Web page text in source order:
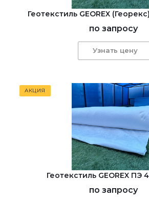
Геотекстиль GEOREX
по запросу
Узнать цену
АКЦИЯ
Геотекстиль GEOREX ПЭ
по запросу